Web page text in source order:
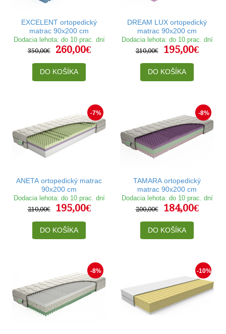
EXCELENT ortopedický
matrac 90x200 cm
Dodacia lehota: do 10 prac. dní
350,00€
260,00€
DO KOŠÍKA
DREAM LUX ortopedický
matrac 90x200 cm
Dodacia lehota: do 10 prac. dní
210,00€
195,00€
DO KOŠÍKA
-7%
ANETA ortopedický matrac
90x200 cm
Dodacia lehota: do 10 prac. dní
210,00€
195,00€
DO KOŠÍKA
-8%
TAMARA ortopedický
matrac 90x200 cm
Dodacia lehota: do 10 prac. dní
200,00€
184,00€
DO KOŠÍKA
-8% -10%